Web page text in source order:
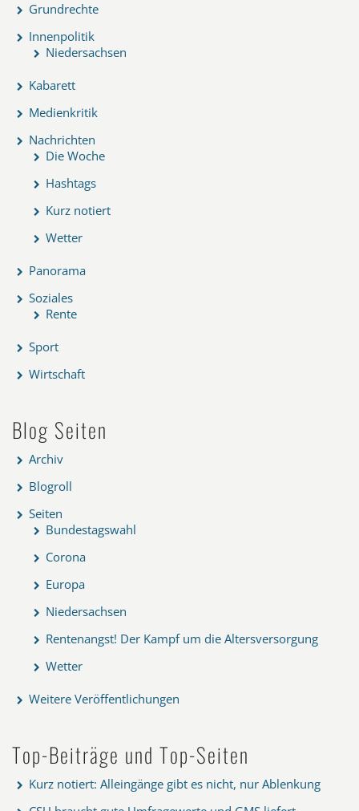
Grundrechte
Innenpolitik
Niedersachsen
Kabarett
Medienkritik
Nachrichten
Die Woche
Hashtags
Kurz notiert
Wetter
Panorama
Soziales
Rente
Sport
Wirtschaft
Blog Seiten
Archiv
Blogroll
Seiten
Bundestagswahl
Corona
Europa
Niedersachsen
Rentenangst! Der Kampf um die Altersversorgung
Wetter
Weitere Veröffentlichungen
Top-Beiträge und Top-Seiten
Kurz notiert: Alleingänge gibt es nicht, nur Ablenkung